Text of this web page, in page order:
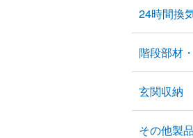
24時間換
階段部材
玄関収納
その他製品